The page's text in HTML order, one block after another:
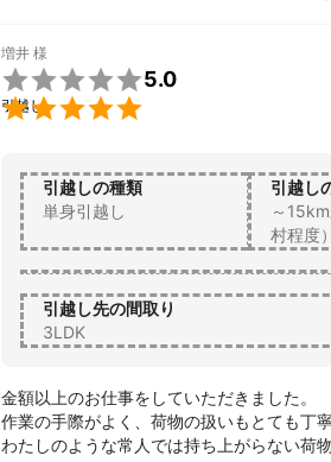
増井 様


5.0
引越し
引越しの種類
単身引越し
引越し
～
村程度）
引越し先の間取り
3LDK
金額以上のお仕事をしていただきました。
作業の手際がよく、荷物の扱いもとても丁
わたしのような常人では持ち上がらない荷